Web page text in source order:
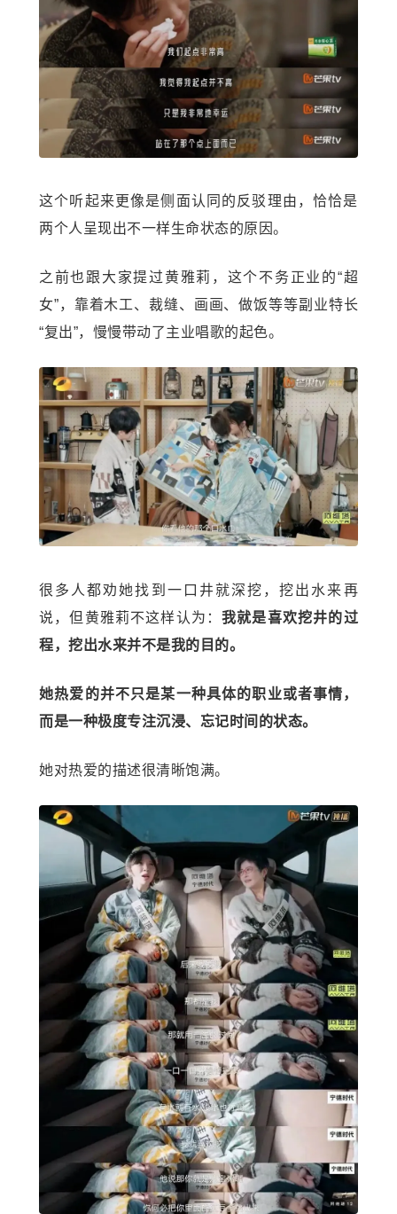
这个听起来更像是侧面认同的反驳理由，恰恰是
两个人呈现出不一样生命状态的原因。
之前也跟大家提过黄雅莉，这个不务正业的“超
女”，靠着木工、裁缝、画画、做饭等等副业特长
“复出”，慢慢带动了主业唱歌的起色。
很多人都劝她找到一口井就深挖，挖出水来再
说，但黄雅莉不这样认为：我就是喜欢挖井的过
程，挖出水来并不是我的目的。
她热爱的并不只是某一种具体的职业或者事情，
而是一种极度专注沉浸、忘记时间的状态。
她对热爱的描述很清晰饱满。